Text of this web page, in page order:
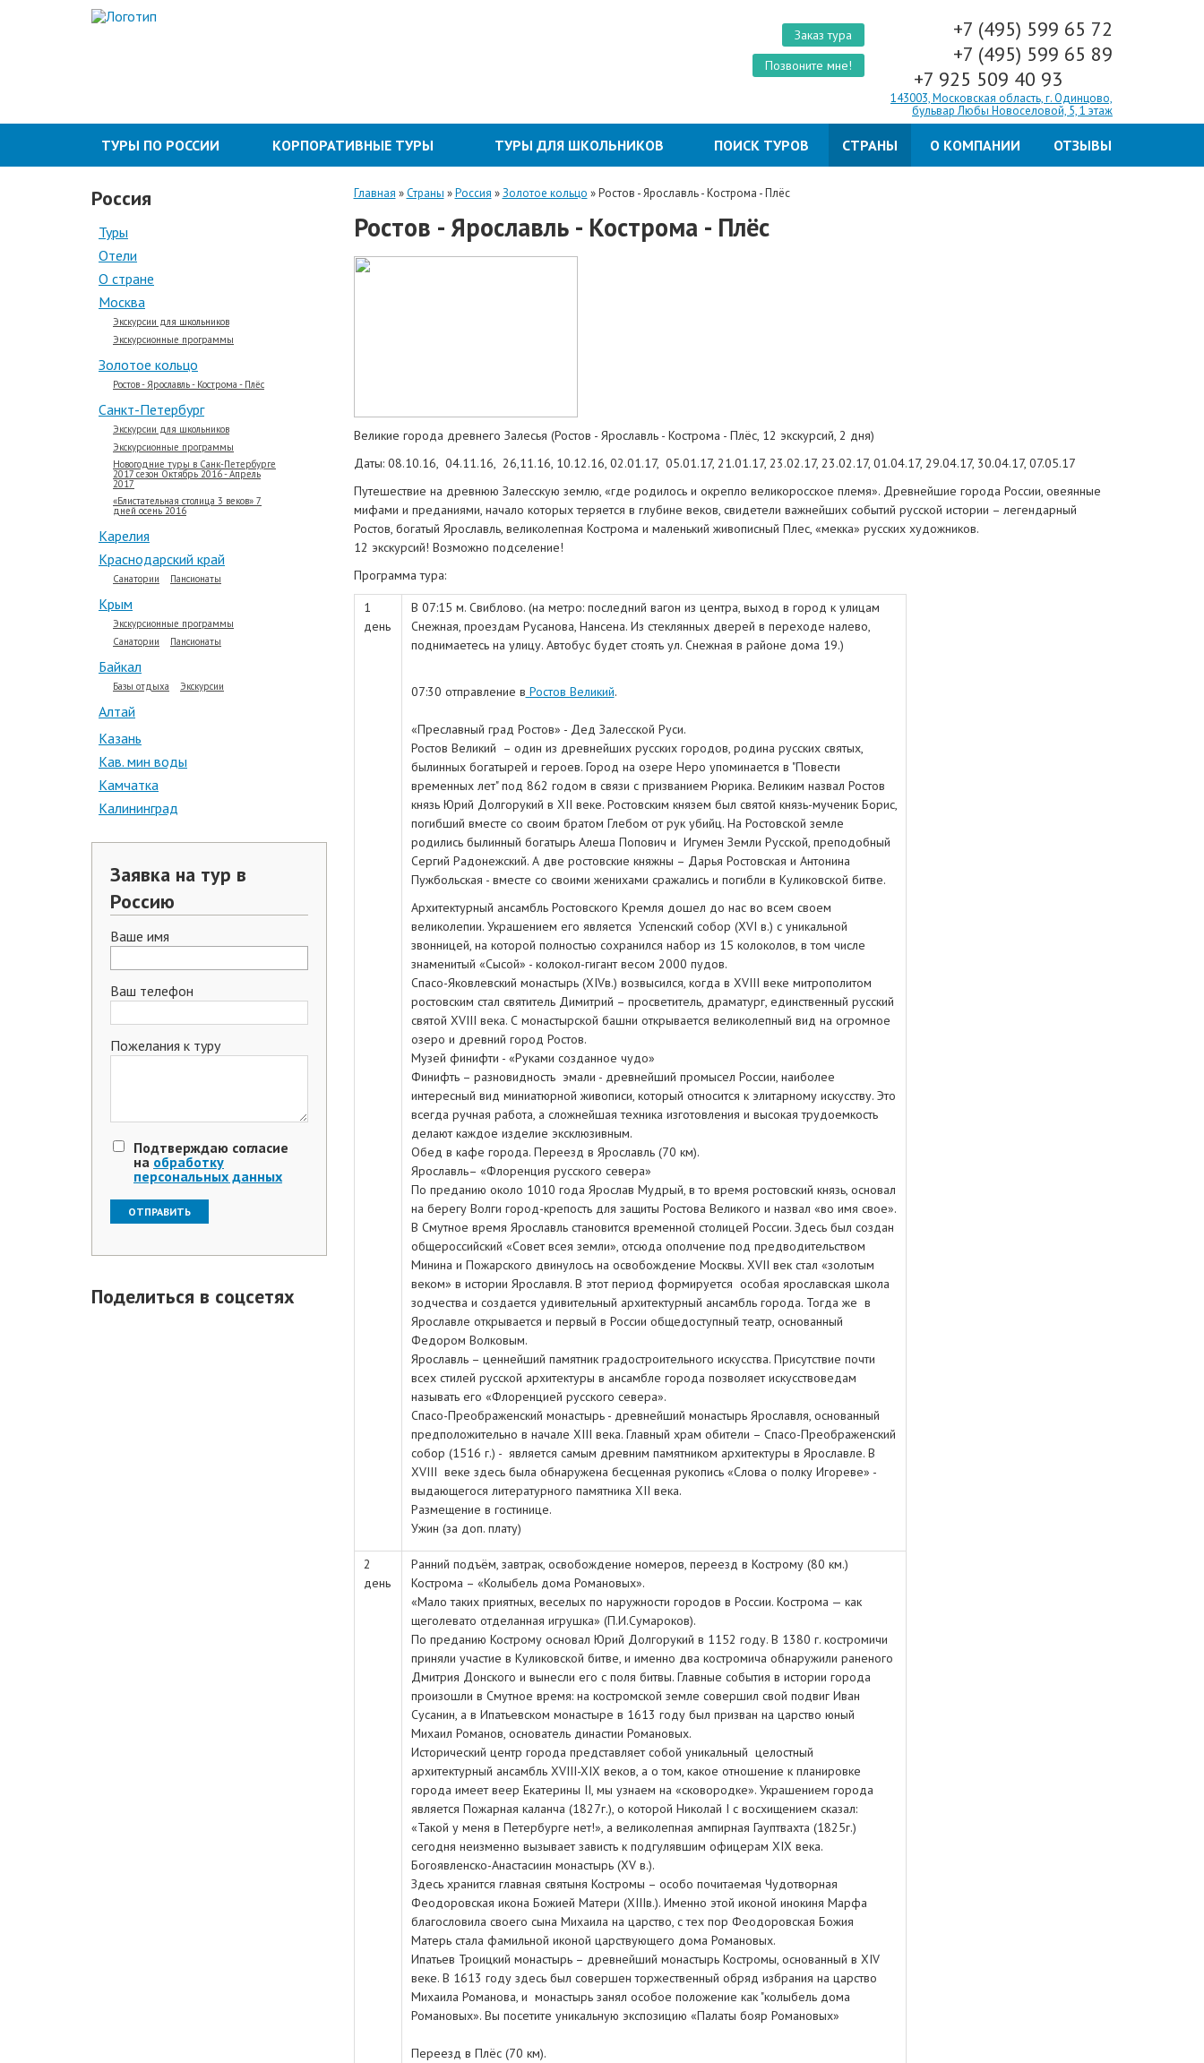
Заказ тура
Позвоните мне!
+7 (495) 599 65 72
+7 (495) 599 65 89
+7 925 509 40 93
143003, Московская область, г. Одинцово,
бульвар Любы Новоселовой, 5, 1 этаж
ТУРЫ ПО РОССИИ КОРПОРАТИВНЫЕ ТУРЫ ТУРЫ ДЛЯ ШКОЛЬНИКОВ ПОИСК ТУРОВ СТРАНЫ О КОМПАНИИ ОТЗЫВЫ
Россия
Туры
Отели
О стране
Москва
Экскурсии для школьников
Экскурсионные программы
Золотое кольцо
Ростов - Ярославль - Кострома - Плёс
Санкт-Петербург
Экскурсии для школьников
Экскурсионные программы
Новогодние туры в Санк-Петербурге
2017 сезон Октябрь 2016 - Апрель
2017
«Блистательная столица 3 веков» 7
дней осень 2016
Карелия
Краснодарский край
Санатории Пансионаты
Крым
Экскурсионные программы
Санатории
Пансионаты
Байкал
Базы отдыха Экскурсии
Алтай
Казань
Кав. мин воды
Камчатка
Калининград
Заявка на тур в
Россию
Ваше имя
Ваш телефон
Пожелания к туру
Подтверждаю согласие
на обработку
персональных данных
Поделиться в соцсетях
Главная »Страны »Россия »Золотое кольцо »Ростов - Ярославль - Кострома - Плёс
Ростов - Ярославль - Кострома - Плёс
Великие города древнего Залесья (Ростов - Ярославль - Кострома - Плёс, 12 экскурсий, 2 дня)
Даты: 08.10.16, 04.11.16, 26,11.16, 10.12.16, 02.01.17, 05.01.17, 21.01.17, 23.02.17, 23.02.17, 01.04.17, 29.04.17, 30.04.17, 07.05.17
Путешествие на древнюю Залесскую землю, «где родилось и окрепло великоросское племя». Древнейшие города России, овеянные
мифами и преданиями, начало которых теряется в глубине веков, свидетели важнейших событий русской истории – легендарный
Ростов, богатый Ярославль, великолепная Кострома и маленький живописный Плес, «мекка» русских художников.
12 экскурсий! Возможно подселение!
Программа тура:
1
день
В 07:15 м. Свиблово. (на метро: последний вагон из центра, выход в город к улицам
Снежная, проездам Русанова, Нансена. Из стеклянных дверей в переходе налево,
поднимаетесь на улицу. Автобус будет стоять ул. Снежная в районе дома 19.)
07:30 отправление в Ростов Великий.
«Преславный град Ростов» - Дед Залесской Руси.
Ростов Великий – один из древнейших русских городов, родина русских святых,
былинных богатырей и героев. Город на озере Неро упоминается в "Повести
временных лет" под 862 годом в связи с призванием Рюрика. Великим назвал Ростов
князь Юрий Долгорукий в XII веке. Ростовским князем был святой князь-мученик Борис,
погибший вместе со своим братом Глебом от рук убийц. На Ростовской земле
родились былинный богатырь Алеша Попович и Игумен Земли Русской, преподобный
Сергий Радонежский. А две ростовские княжны – Дарья Ростовская и Антонина
Пужбольская - вместе со своими женихами сражались и погибли в Куликовской битве.
Архитектурный ансамбль Ростовского Кремля дошел до нас во всем своем
великолепии. Украшением его является Успенский собор (XVI в.) с уникальной
звонницей, на которой полностью сохранился набор из 15 колоколов, в том числе
знаменитый «Сысой» - колокол-гигант весом 2000 пудов.
Спасо-Яковлевский монастырь (XIVв.) возвысился, когда в XVIII веке митрополитом
ростовским стал святитель Димитрий – просветитель, драматург, единственный русский
святой XVIII века. С монастырской башни открывается великолепный вид на огромное
озеро и древний город Ростов.
Музей финифти - «Руками созданное чудо»
Финифть – разновидность эмали - древнейший промысел России, наиболее
интересный вид миниатюрной живописи, который относится к элитарному искусству. Это
всегда ручная работа, а сложнейшая техника изготовления и высокая трудоемкость
делают каждое изделие эксклюзивным.
Обед в кафе города. Переезд в Ярославль (70 км).
Ярославль– «Флоренция русского севера»
По преданию около 1010 года Ярослав Мудрый, в то время ростовский князь, основал
на берегу Волги город-крепость для защиты Ростова Великого и назвал «во имя свое».
В Смутное время Ярославль становится временной столицей России. Здесь был создан
общероссийский «Совет всея земли», отсюда ополчение под предводительством
Минина и Пожарского двинулось на освобождение Москвы. XVII век стал «золотым
веком» в истории Ярославля. В этот период формируется особая ярославская школа
зодчества и создается удивительный архитектурный ансамбль города. Тогда же в
Ярославле открывается и первый в России общедоступный театр, основанный
Федором Волковым.
Ярославль – ценнейший памятник градостроительного искусства. Присутствие почти
всех стилей русской архитектуры в ансамбле города позволяет искусствоведам
называть его «Флоренцией русского севера».
Спасо-Преображенский монастырь - древнейший монастырь Ярославля, основанный
предположительно в начале XIII века. Главный храм обители – Спасо-Преображенский
собор (1516 г.) - является самым древним памятником архитектуры в Ярославле. В
XVIII веке здесь была обнаружена бесценная рукопись «Слова о полку Игореве» -
выдающегося литературного памятника XII века.
Размещение в гостинице.
Ужин (за доп. плату)
2
день
Ранний подъём, завтрак, освобождение номеров, переезд в Кострому (80 км.)
Кострома – «Колыбель дома Романовых».
«Мало таких приятных, веселых по наружности городов в России. Кострома — как
щеголевато отделанная игрушка» (П.И.Сумароков).
По преданию Кострому основал Юрий Долгорукий в 1152 году. В 1380 г. костромичи
приняли участие в Куликовской битве, и именно два костромича обнаружили раненого
Дмитрия Донского и вынесли его с поля битвы. Главные события в истории города
произошли в Смутное время: на костромской земле совершил свой подвиг Иван
Сусанин, а в Ипатьевском монастыре в 1613 году был призван на царство юный
Михаил Романов, основатель династии Романовых.
Исторический центр города представляет собой уникальный целостный
архитектурный ансамбль XVIII-XIX веков, а о том, какое отношение к планировке
города имеет веер Екатерины II, мы узнаем на «сковородке». Украшением города
является Пожарная каланча (1827г.), о которой Николай I с восхищением сказал:
«Такой у меня в Петербурге нет!», а великолепная ампирная Гауптвахта (1825г.)
сегодня неизменно вызывает зависть к подгулявшим офицерам XIX века.
Богоявленско-Анастасиин монастырь (XV в.).
Здесь хранится главная святыня Костромы – особо почитаемая Чудотворная
Феодоровская икона Божией Матери (XIIIв.). Именно этой иконой инокиня Марфа
благословила своего сына Михаила на царство, с тех пор Феодоровская Божия
Матерь стала фамильной иконой царствующего дома Романовых.
Ипатьев Троицкий монастырь – древнейший монастырь Костромы, основанный в XIV
веке. В 1613 году здесь был совершен торжественный обряд избрания на царство
Михаила Романова, и монастырь занял особое положение как "колыбель дома
Романовых». Вы посетите уникальную экспозицию «Палаты бояр Романовых»
Переезд в Плёс (70 км).